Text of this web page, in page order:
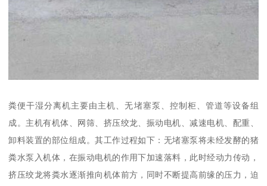
粪便干湿分离机主要由主机、无堵塞泵、控制柜、管道等设备组
成。主机有机体、网筛、挤压绞龙、振动电机、减速电机、配重、
卸料装置的部位组成。其工作过程如下：无堵塞泵将未经发酵的猪
粪水泵入机体，在振动电机的作用下加速落料，此时经动力传动，
挤压绞龙将粪水逐渐推向机体前方，同时不断提高前缘的压力，迫